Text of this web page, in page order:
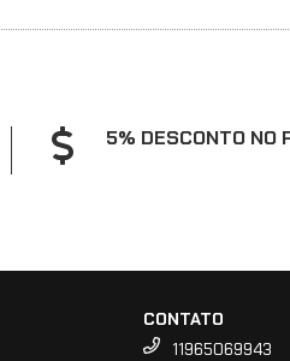
5% DESCONTO NO
CONTATO
11965069943